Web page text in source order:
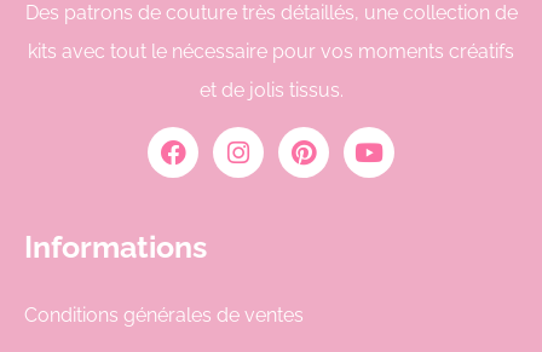
Des patrons de couture très détaillés, une collection de
kits avec tout le nécessaire pour vos moments créatifs
et de jolis tissus.
Informations
Conditions générales de ventes